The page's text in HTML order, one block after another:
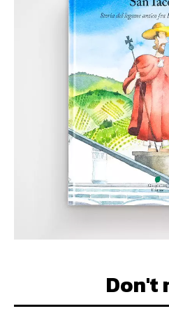
Don't